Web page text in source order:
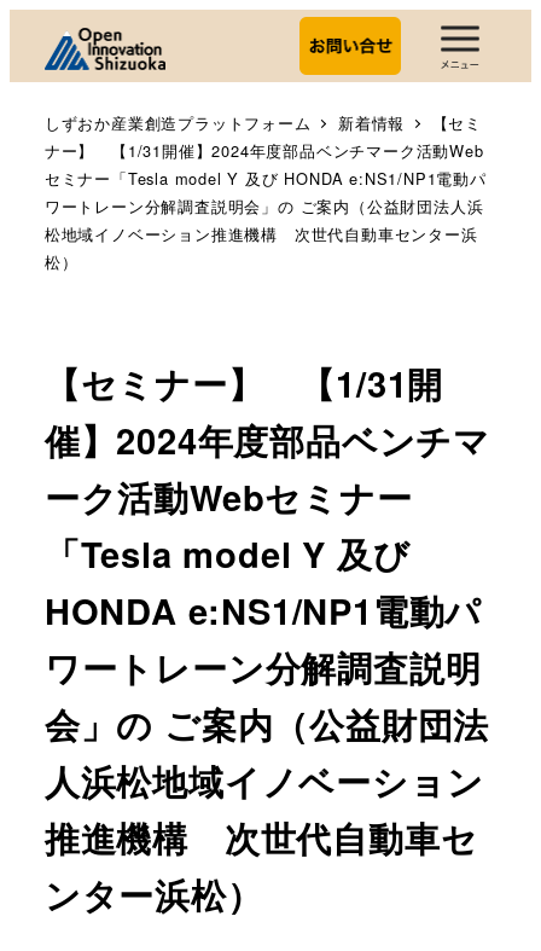
しずおか産業創造プラットフォーム 新着情報
【セミ
ナー】 【1/31開催】2024年度部品ベンチマーク活動Web
セミナー「Tesla model Y 及び HONDA e:NS1/NP1電動パ
ワートレーン分解調査説明会」の ご案内（公益財団法人浜
松地域イノベーション推進機構 次世代自動車センター浜
松）
【セミナー】 【1/31開
催】2024年度部品ベンチマ
ーク活動Webセミナー
「Tesla model Y 及び
HONDA e:NS1/NP1電動パ
ワートレーン分解調査説明
会」の ご案内（公益財団法
人浜松地域イノベーション
推進機構 次世代自動車セ
ンター浜松）